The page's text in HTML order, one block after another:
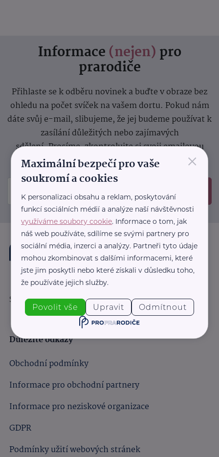
Informace (nejen) pro
prarodiče
Přihlaste se k odběru novinek a buďte v obraze bez
ohledu na počet svíček na vašem dortu. Pokud nám
dáte svůj e-mail, slibujeme, že jej budeme používat k
zasílání důležitých nebo zajímavých
sdělení.Prosíme, zkontrolujte si svoji emailovou
schránku, kam jsme poslali potvrzovací e-mail.
Sledujte nás:
Důležité odkazy
Obchodní podmínky
Informace pro obchodní partnery
Informace pro neziskové organizace
GDPR
Podmínky užití webových stránek
×
Maximální bezpečí pro vaše
soukromí a cookies
K personalizaci obsahu a reklam, poskytování
funkcí sociálních médií a analýze naší návštěvnosti
využíváme soubory cookie. Informace o tom, jak
náš web používáte, sdílíme se svými partnery pro
sociální média, inzerci a analýzy. Partneři tyto údaje
mohou zkombinovat s dalšími informacemi, které
jste jim poskytli nebo které získali v důsledku toho,
že používáte jejich služby.
Povolit vše Upravit Odmítnout